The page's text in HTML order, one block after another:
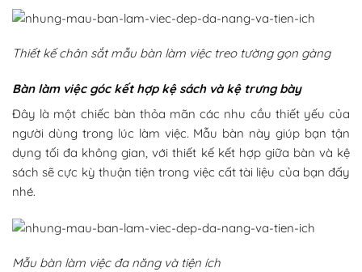
Thiết kế chân sắt mẫu bàn làm việc treo tường gọn gàng
Bàn làm việc góc kết hợp kệ sách và kệ trưng bày
Đây là một chiếc bàn thỏa mãn các nhu cầu thiết yếu của
người dùng trong lúc làm việc. Mẫu bàn này giúp bạn tận
dụng tối đa không gian, với thiết kế kết hợp giữa bàn và kệ
sách sẽ cực kỳ thuận tiện trong việc cất tài liệu của bạn đấy
nhé.
Mẫu bàn làm việc đa năng và tiện ích